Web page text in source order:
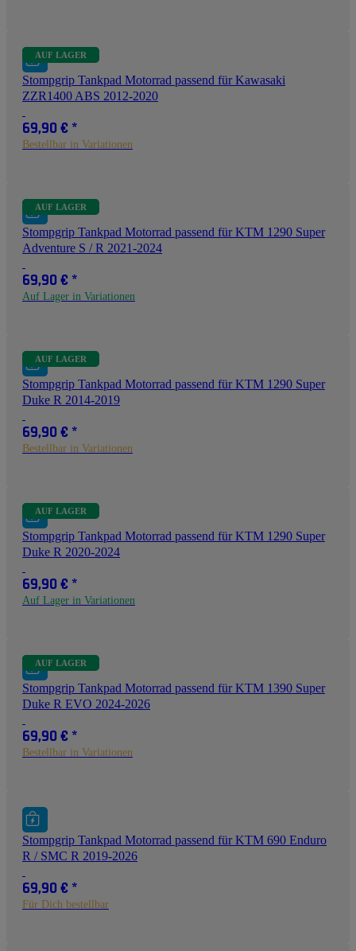
AUF LAGER
Stompgrip Tankpad Motorrad passend für Kawasaki
ZZR1400 ABS 2012-2020
69,90 € *
Bestellbar in Variationen
AUF LAGER
Stompgrip Tankpad Motorrad passend für KTM 1290 Super
Adventure S / R 2021-2024
69,90 € *
Auf Lager in Variationen
AUF LAGER
Stompgrip Tankpad Motorrad passend für KTM 1290 Super
Duke R 2014-2019
69,90 € *
Bestellbar in Variationen
AUF LAGER
Stompgrip Tankpad Motorrad passend für KTM 1290 Super
Duke R 2020-2024
69,90 € *
Auf Lager in Variationen
AUF LAGER
Stompgrip Tankpad Motorrad passend für KTM 1390 Super
Duke R EVO 2024-2026
69,90 € *
Bestellbar in Variationen
Stompgrip Tankpad Motorrad passend für KTM 690 Enduro
R / SMC R 2019-2026
69,90 € *
Für Dich bestellbar